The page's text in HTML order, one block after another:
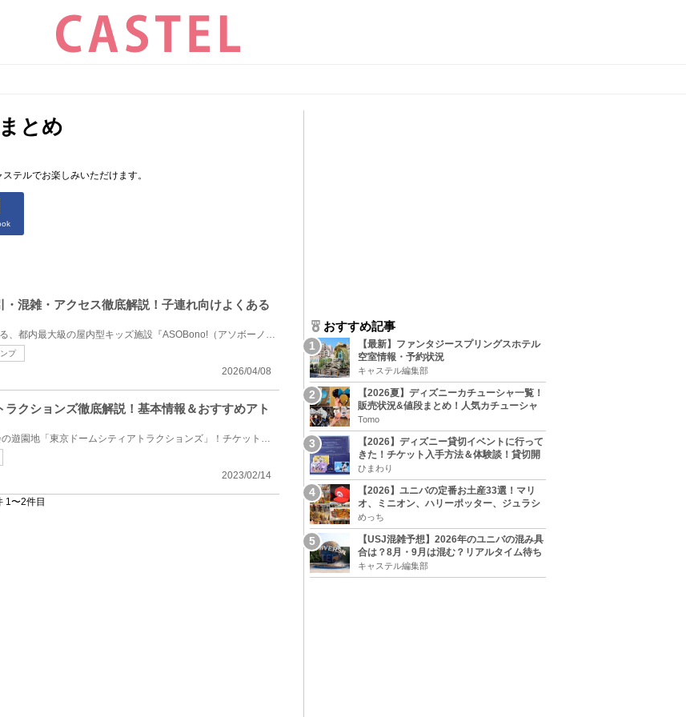
とめ
テルでお楽しみいただけます。
・混雑・アクセス徹底解説！子連れ向けよくある
東京都水道橋・東京ドームシティにある、都内最大級の屋内型キッズ施設『ASOBono!（アソボーノ）』を特...
プ
2026/04/08
ラクションズ徹底解説！基本情報＆おすすめアト
JR「水道橋駅」すぐ近くにある、都会の遊園地「東京ドームシティアトラクションズ」！チケット料金やア...
2023/02/14
1〜2件目
おすすめ記事
【最新】ファンタジースプリングスホテル
空室情報・予約状況
キャステル編集部
【2026夏】ディズニーカチューシャ一覧！
販売状況&値段まとめ！人気カチューシャ
をチェック
Tomo
【2026】ディズニー貸切イベントに行って
きた！チケット入手方法＆体験談！貸切開
催日程まとめ！
ひまわり
【2026】ユニバの定番お土産33選！マリ
オ、ミニオン、ハリーポッター、ジュラシ
ックパーク、セサミ、SINGなどのグッズ情
報
めっち
【USJ混雑予想】2026年のユニバの混み具
合は？8月・9月は混む？リアルタイム待ち
時間アプリも
キャステル編集部